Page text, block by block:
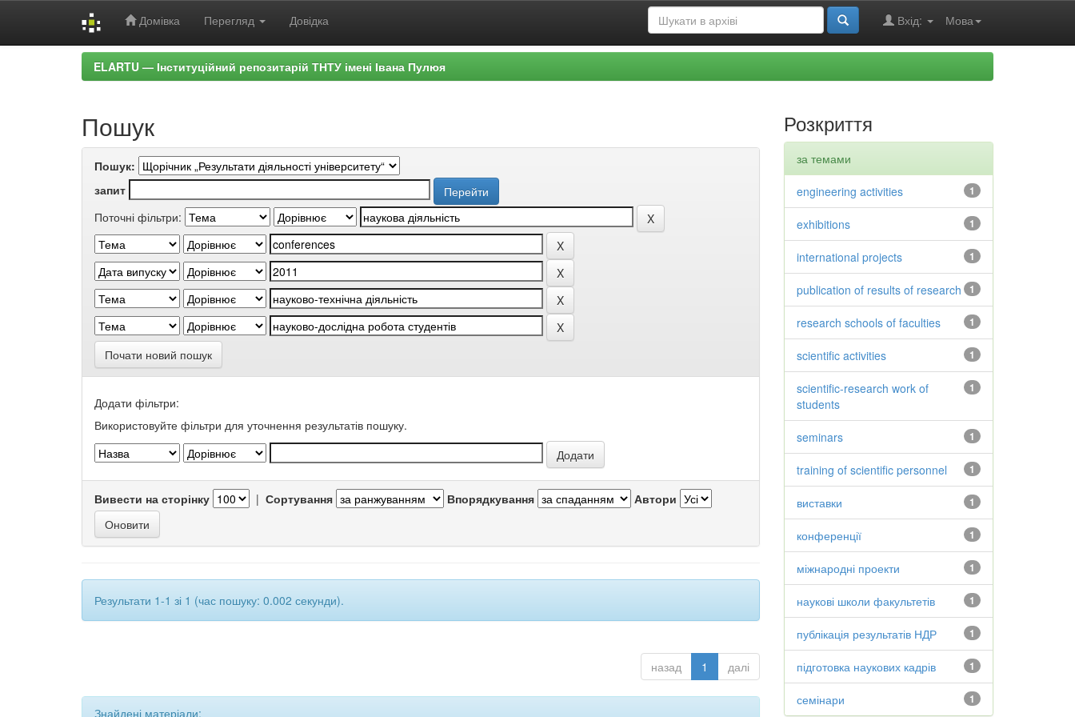
Домівка Перегляд Довідка Мова
Вхід:
ELARTU — Інституційний репозитарій ТНТУ імені Івана Пулюя
Пошук
Пошук:
запит
Поточні фільтри:
Почати новий пошук
Додати фільтри:
Використовуйте фільтри для уточнення результатів пошуку.
Вивести на сторінку | Сортування Впорядкування Автори
Результати 1-1 зі 1 (час пошуку: 0.002 секунди).
назад 1 далі
Знайдені матеріали:
Розкриття
за темами
1
engineering activities
1
exhibitions
1
international projects
1
publication of results of research
1
research schools of faculties
1
scientific activities
1
scientific-research work of
students
1
seminars
1
training of scientific personnel
1
виставки
1
конференції
1
міжнародні проекти
1
наукові школи факультетів
1
публікація результатів НДР
1
підготовка наукових кадрів
1
семінари